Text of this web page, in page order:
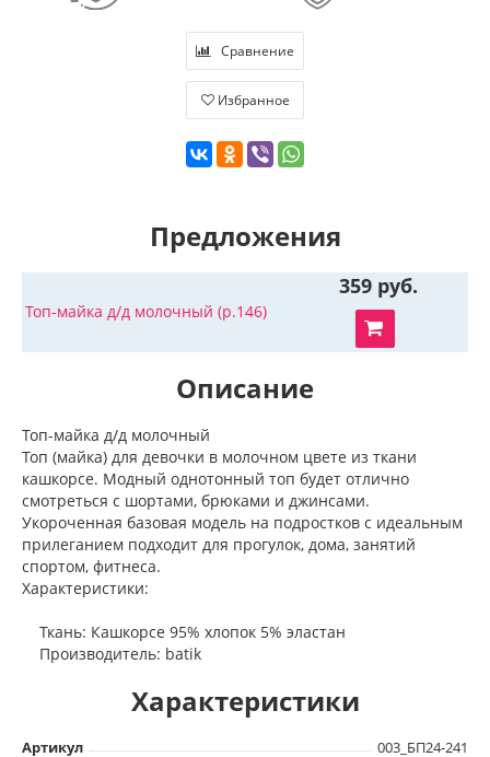
Сравнение
Избранное
Предложения
Топ-майка д/д молочный (р.146)
359 руб.
Описание
Топ-майка д/д молочный
Топ (майка) для девочки в молочном цвете из ткани
кашкорсе. Модный однотонный топ будет отлично
смотреться с шортами, брюками и джинсами.
Укороченная базовая модель на подростков с идеальным
прилеганием подходит для прогулок, дома, занятий
спортом, фитнеса.
Характеристики:
Ткань: Кашкорсе 95% хлопок 5% эластан
Производитель: batik
Характеристики
Артикул 003_БП24-241